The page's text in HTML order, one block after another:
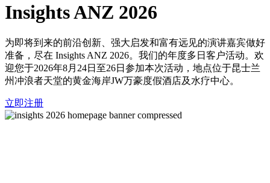
Insights ANZ 2026
为即将到来的前沿创新、强大启发和富有远见的演讲嘉宾做好
准备，尽在 Insights ANZ 2026。我们的年度多日客户活动。欢
迎您于2026年8月24日至26日参加本次活动，地点位于昆士兰
州冲浪者天堂的黄金海岸JW万豪度假酒店及水疗中心。
立即注册